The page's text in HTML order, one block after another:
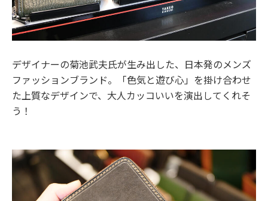
デザイナーの菊池武夫氏が生み出した、日本発のメンズ
ファッションブランド。「色気と遊び心」を掛け合わせ
た上質なデザインで、大人カッコいいを演出してくれそ
う！